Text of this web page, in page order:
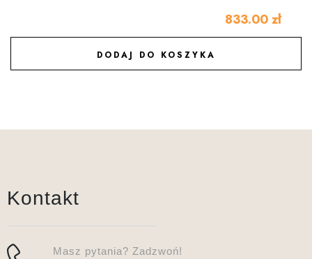
833.00 zł
DODAJ DO KOSZYKA
DODAJ DO ULUBIONYCH
Kontakt
Masz pytania? Zadzwoń!